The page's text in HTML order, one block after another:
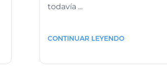
todavía ...
CONTINUAR LEYENDO